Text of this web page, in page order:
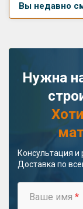
Вы недавно
Нужна
Консультация и
Доставка по
Ваше имя *